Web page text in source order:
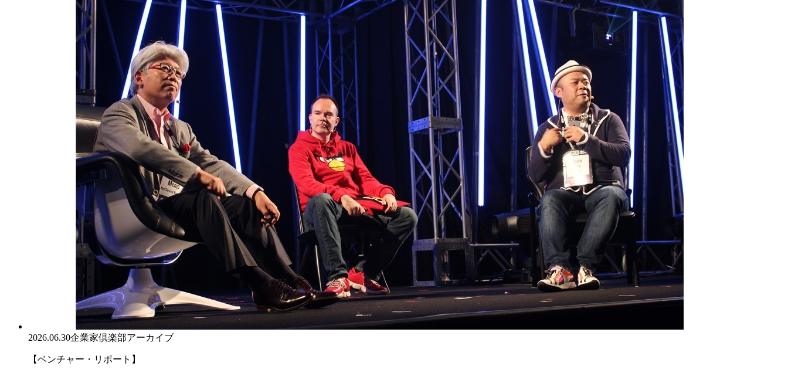
2026.06.30企業家倶楽部アーカイブ
【ベンチャー・リポート】